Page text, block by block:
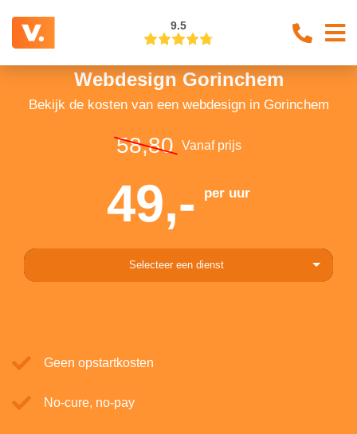
9.5
Webdesign Gorinchem
Bekijk de kosten van een webdesign in Gorinchem
58,80 Vanaf prijs
49,- per uur
Selecteer een dienst
Geen opstartkosten
No-cure, no-pay